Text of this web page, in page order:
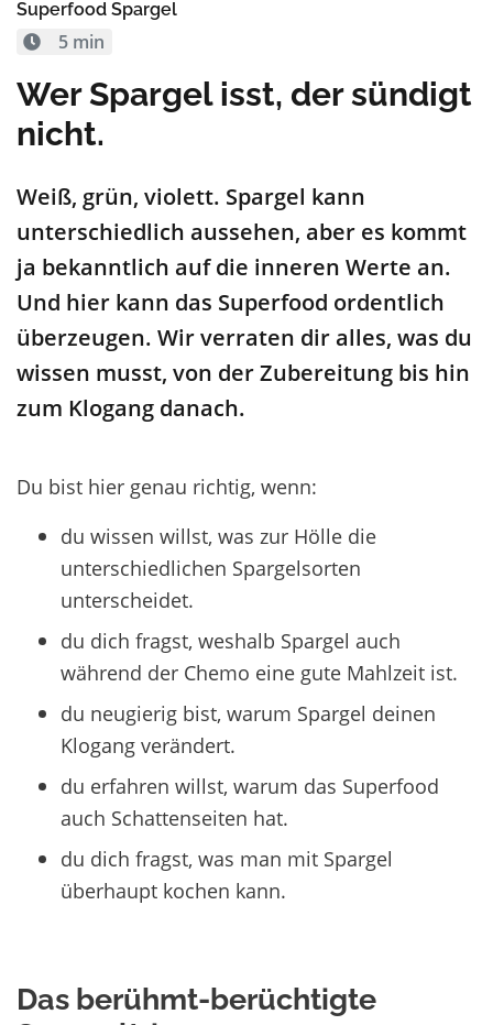
Superfood Spargel
5 min
Wer Spargel isst, der sündigt
nicht.
Weiß, grün, violett. Spargel kann
unterschiedlich aussehen, aber es kommt
ja bekanntlich auf die inneren Werte an.
Und hier kann das Superfood ordentlich
überzeugen. Wir verraten dir alles, was du
wissen musst, von der Zubereitung bis hin
zum Klogang danach.
Du bist hier genau richtig, wenn:
du wissen willst, was zur Hölle die
unterschiedlichen Spargelsorten
unterscheidet.
du dich fragst, weshalb Spargel auch
während der Chemo eine gute Mahlzeit ist.
du neugierig bist, warum Spargel deinen
Klogang verändert.
du erfahren willst, warum das Superfood
auch Schattenseiten hat.
du dich fragst, was man mit Spargel
überhaupt kochen kann.
Das berühmt-berüchtigte